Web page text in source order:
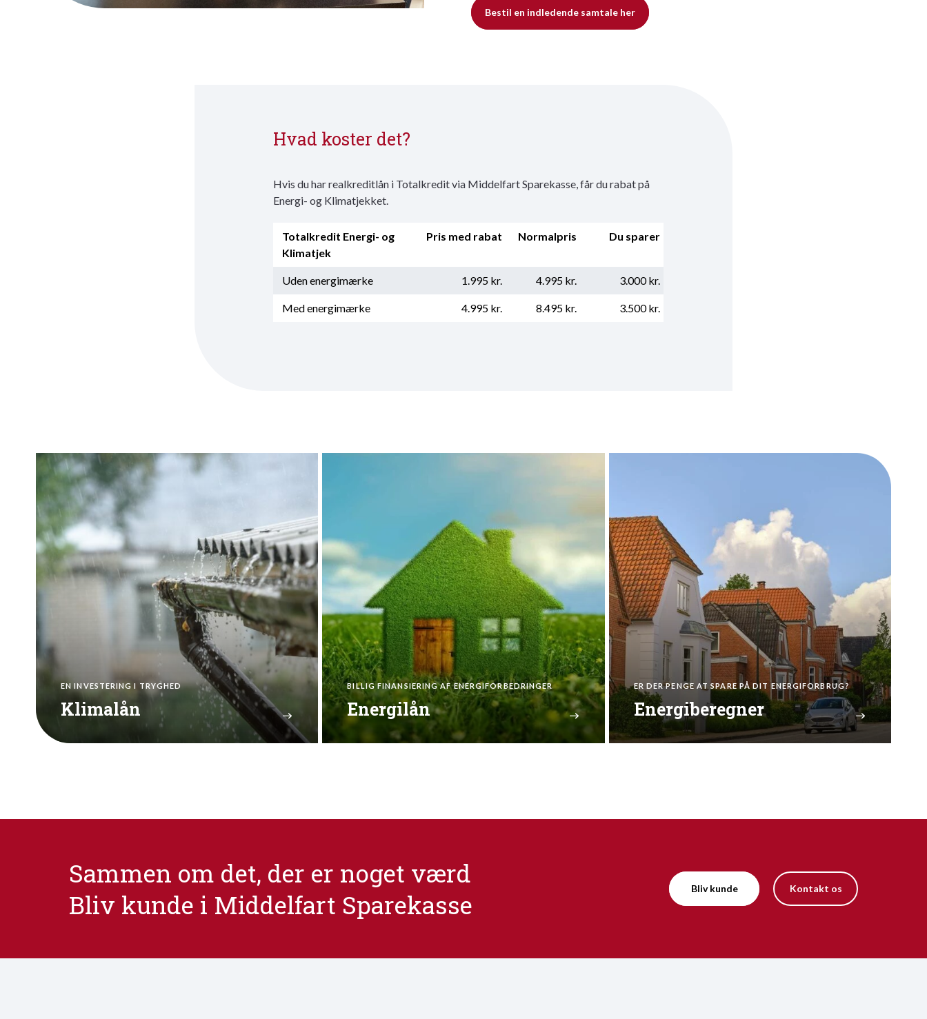
Bestil en indledende samtale her
Hvad koster det?
Hvis du harrealkreditlån i Totalkredit via Middelfart Sparekasse, får du rabat på
Energi- og Klimatjekket.
Totalkredit Energi- og
Klimatjek
Pris med rabat Normalpris Du sparer
Uden energimærke 1.995 kr. 4.995 kr. 3.000 kr.
Med energimærke 4.995 kr. 8.495 kr. 3.500 kr.
EN INVESTERING I TRYGHED
Klimalån
BILLIG FINANSIERING AF ENERGIFORBEDRINGER
Energilån
ER DER PENGE AT SPARE PÅ DIT ENERGIFORBRUG?
Energiberegner
Sammen om det, der er noget værd
Bliv kunde i Middelfart Sparekasse
Bliv kunde Kontakt os